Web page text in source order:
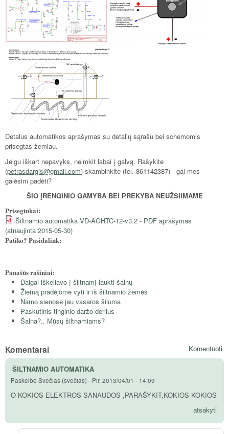
Detalus automatikos aprašymas su detalių sąrašu bei schemomis
prisegtas žemiau.
Jeigu iškart nepavyks, neimkit labai į galvą. Rašykite
(petrasdargis@gmail.com) skambinkite (tel. 861142387) - gal mes
galėsim padėti?
ŠIO ĮRENGINIO GAMYBA BEI PREKYBA NEUŽSIIMAME
Prisegtukai:
Šiltnamio automatika VD-AGHTC-12-v3.2 - PDF aprašymas
(atnaujinta 2015-05-30)
Patiko? Pasidalink:
Panašūs rašiniai:
Daigai iškeliavo į šiltnamį laukti šalnų
Žiemą pradėjome vyti ir iš šiltnamio žemės
Namo sienose jau vasaros šiluma
Paskutinis tinginio daržo derlius
Šalna?.. Mūsų šiltnamiams?
Komentuoti
Komentarai
ŠILTNAMIO AUTOMATIKA
Paskelbė Svečias (svečias) - Pir, 2013/04/01 - 14:09
O KOKIOS ELEKTROS SANAUDOS ,PARAŠYKIT,KOKIOS KOKIOS
atsakyti